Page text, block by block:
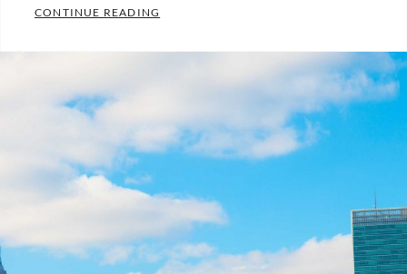
CONTINUE READING
UncategorizedTags: